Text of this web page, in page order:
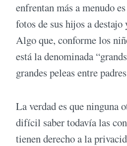
enfrentan más a menudo
fotos de sus hijos a
Algo que, conforme los
está la denominada
grandes peleas entre
La verdad es que ninguna
difícil saber todavía las
tienen derecho a la